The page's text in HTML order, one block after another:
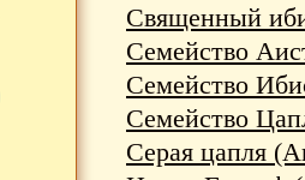
Священный
Семейство
Семейство
Семейство
Серая цапля